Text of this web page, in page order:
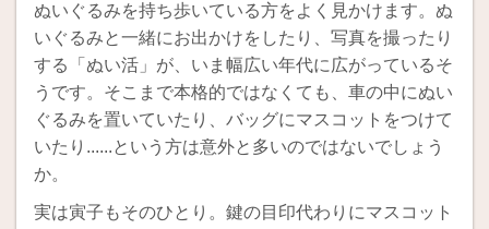
ぬいぐるみを持ち歩いている方をよく見かけます。ぬ
いぐるみと一緒にお出かけをしたり、写真を撮ったり
する「ぬい活」が、いま幅広い年代に広がっているそ
うです。そこまで本格的ではなくても、車の中にぬい
ぐるみを置いていたり、バッグにマスコットをつけて
いたり......という方は意外と多いのではないでしょう
か。
実は寅子もそのひとり。鍵の目印代わりにマスコット